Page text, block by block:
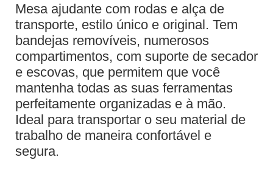
Mesa ajudante com rodas e alça de
transporte, estilo único e original. Tem
bandejas removíveis, numerosos
compartimentos, com suporte de secador
e escovas, que permitem que você
mantenha todas as suas ferramentas
perfeitamente organizadas e à mão.
Ideal para transportar o seu material de
trabalho de maneira confortável e
segura.